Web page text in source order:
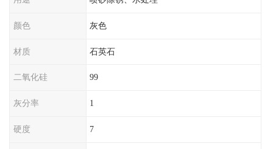
颜色 灰色
材质 石英石
二氧化硅 99
灰分率 1
硬度 7